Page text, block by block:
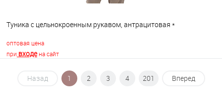
Туника с цельнокроенным рукавом, антрацитовая *
оптовая цена
при входена сайт
В корзину
Назад 1 2 3 4 201 Вперед